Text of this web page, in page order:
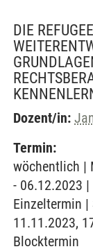
DIE
Dozent/in:
Termin:
wöchentlich |
- 06.12.2023
Einzeltermin |
11.11.2023,
Blocktermin